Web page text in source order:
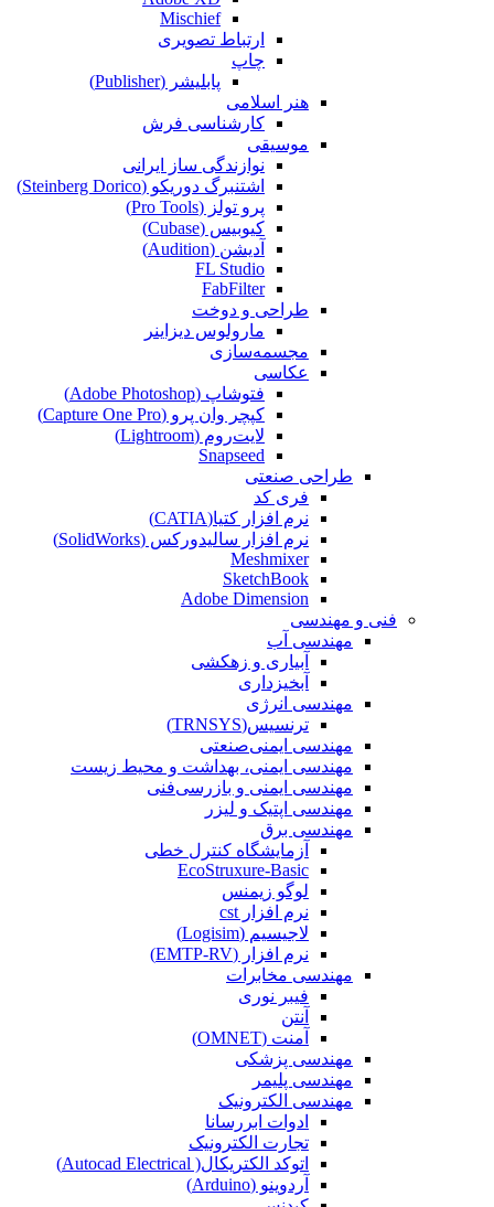
Mischief
ارتباط تصویری
چاپ
پابلیشر (Publisher)
هنر اسلامی
کارشناسی فرش
موسیقی
نوازندگی ساز ایرانی
اشتنبرگ دوریکو (Steinberg Dorico)
پرو تولز (Pro Tools)
کیوبیس (Cubase‎)
آدیشن (Audition)
FL Studio
FabFilter
طراحی و دوخت
مارولوس دیزاینر
مجسمه‌سازی‌
عکاسی
فتوشاپ (Adobe Photoshop)
کپچر وان پرو (Capture One Pro)
لایت‌روم (Lightroom)
Snapseed
طراحی صنعتی
فری کد
نرم افزار کتیا(CATIA)
نرم افزار سالیدورکس (SolidWorks)
Meshmixer
SketchBook
Adobe Dimension
فنی و مهندسی
مهندسی آب
آبیاری و زهکشی
آبخیزداری
مهندسی انرژی
ترنسیس(TRNSYS)
مهندسی ایمنی‌صنعتی
مهندسی ایمنی، بهداشت و محیط زیست
مهندسی ایمنی‌ و‌ بازرسی‌فنی
مهندسی اپتیک و لیزر
مهندسی برق
آزمایشگاه کنترل خطی
EcoStruxure-Basic
لوگو زیمنس
نرم افزار cst
لاجیسیم (Logisim)
نرم افزار (EMTP-RV)
مهندسی مخابرات
فیبر نوری
آنتن
آمنت (OMNET)
مهندسی پزشکی
مهندسی پلیمر
مهندسی الکترونیک
ادوات ابررسانا
تجارت الکترونیک
اتوکد الکتریکال( Autocad Electrical)
آردوینو (Arduino)